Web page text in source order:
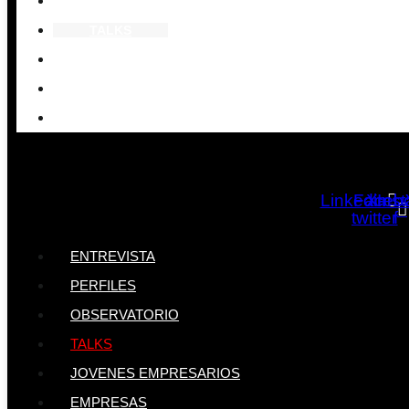
Linkedin
X-
twitterf
ENTREVISTA
PERFILES
OBSERVATORIO
TALKS
JOVENES EMPRESARIOS
EMPRESAS